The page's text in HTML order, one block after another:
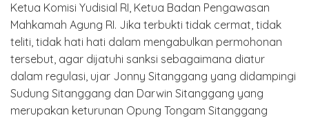
Ketua Komisi Yudisial RI, Ketua Badan Pengawasan
Mahkamah Agung RI. Jika terbukti tidak cermat, tidak
teliti, tidak hati hati dalam mengabulkan permohonan
tersebut, agar dijatuhi sanksi sebagaimana diatur
dalam regulasi, ujar Jonny Sitanggang yang didampingi
Sudung Sitanggang dan Darwin Sitanggang yang
merupakan keturunan Opung Tongam Sitanggang